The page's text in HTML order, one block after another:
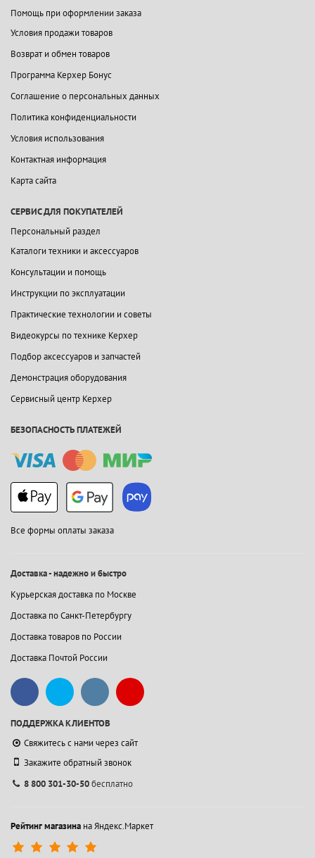
Помощь при оформлении заказа
Условия продажи товаров
Возврат и обмен товаров
Программа Керхер Бонус
Соглашение о персональных данных
Политика конфиденциальности
Условия использования
Контактная информация
Карта сайта
СЕРВИС ДЛЯ ПОКУПАТЕЛЕЙ
Персональный раздел
Каталоги техники и аксессуаров
Консультации и помощь
Инструкции по эксплуатации
Практические технологии и советы
Видеокурсы по технике Керхер
Подбор аксессуаров и запчастей
Демонстрация оборудования
Сервисный центр Керхер
БЕЗОПАСНОСТЬ ПЛАТЕЖЕЙ
Все формы оплаты заказа
Доставка - надежно и быстро
Курьерская доставка по Москве
Доставка по Санкт-Петербургу
Доставка товаров по России
Доставка Почтой России
ПОДДЕРЖКА КЛИЕНТОВ
Свяжитесь с нами через сайт
Закажите обратный звонок
8 800 301-30-50бесплатно
Рейтинг магазина на Яндекс.Маркет